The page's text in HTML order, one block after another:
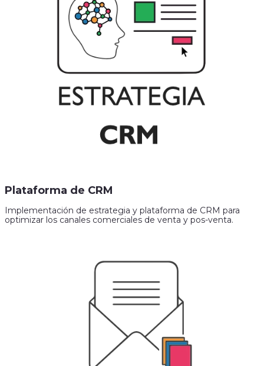
Plataforma de CRM
Implementación de estrategia y plataforma de CRM para
optimizar los canales comerciales de venta y pos-venta.